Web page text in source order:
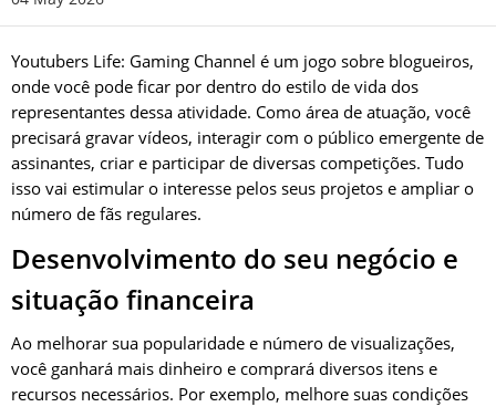
Youtubers Life: Gaming Channel é um jogo sobre blogueiros,
onde você pode ficar por dentro do estilo de vida dos
representantes dessa atividade. Como área de atuação, você
precisará gravar vídeos, interagir com o público emergente de
assinantes, criar e participar de diversas competições. Tudo
isso vai estimular o interesse pelos seus projetos e ampliar o
número de fãs regulares.
Desenvolvimento do seu negócio e
situação financeira
Ao melhorar sua popularidade e número de visualizações,
você ganhará mais dinheiro e comprará diversos itens e
recursos necessários. Por exemplo, melhore suas condições